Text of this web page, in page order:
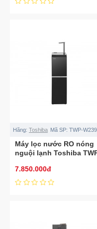
Hãng: Toshiba Mã SP: TWP-
Máy lọc nước RO nóng
nguội lạnh Toshiba
7.850.000đ